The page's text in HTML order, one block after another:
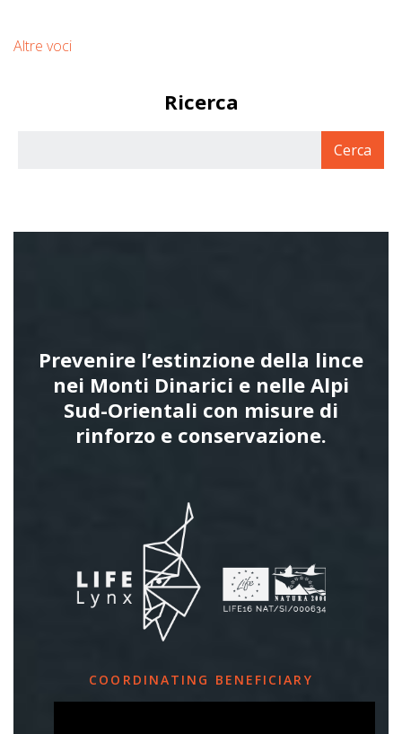
Altre voci
Ricerca
Prevenire l’estinzione della lince
nei Monti Dinarici e nelle Alpi
Sud-Orientali con misure di
rinforzo e conservazione.
COORDINATING BENEFICIARY